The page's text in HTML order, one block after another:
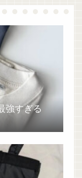
強すぎる